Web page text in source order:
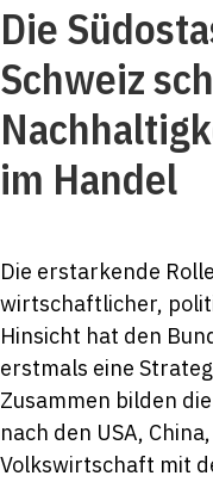
Die
Schweiz
im Handel
Die erstarkende
wirtschaftlicher,
Hinsicht hat den
erstmals eine
Zusammen bilden
nach den USA,
Volkswirtschaft mit